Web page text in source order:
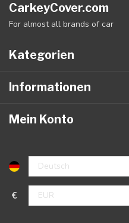
CarkeyCover.com
For almost all brands of car
Kategorien
Informationen
Mein Konto
€